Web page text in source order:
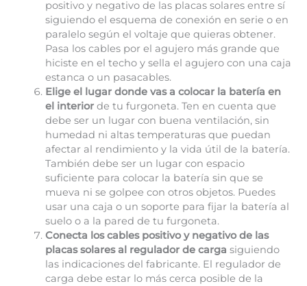
positivo y negativo de las placas solares entre sí
siguiendo el esquema de conexión en serie o en
paralelo según el voltaje que quieras obtener.
Pasa los cables por el agujero más grande que
hiciste en el techo y sella el agujero con una caja
estanca o un pasacables.
Elige el lugar donde vas a colocar la batería en
el interior de tu furgoneta. Ten en cuenta que
debe ser un lugar con buena ventilación, sin
humedad ni altas temperaturas que puedan
afectar al rendimiento y la vida útil de la batería.
También debe ser un lugar con espacio
suficiente para colocar la batería sin que se
mueva ni se golpee con otros objetos. Puedes
usar una caja o un soporte para fijar la batería al
suelo o a la pared de tu furgoneta.
Conecta los cables positivo y negativo de las
placas solares al regulador de carga siguiendo
las indicaciones del fabricante. El regulador de
carga debe estar lo más cerca posible de la